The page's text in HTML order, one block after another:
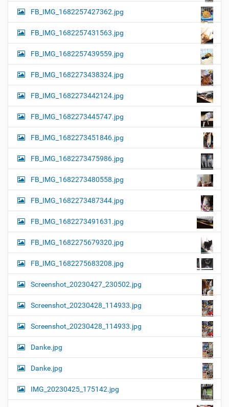
FB_IMG_1682257427362.jpg
FB_IMG_1682257431563.jpg
FB_IMG_1682257439559.jpg
FB_IMG_1682273438324.jpg
FB_IMG_1682273442124.jpg
FB_IMG_1682273445747.jpg
FB_IMG_1682273451846.jpg
FB_IMG_1682273475986.jpg
FB_IMG_1682273480558.jpg
FB_IMG_1682273487344.jpg
FB_IMG_1682273491631.jpg
FB_IMG_1682275679320.jpg
FB_IMG_1682275683208.jpg
Screenshot_20230427_230502.jpg
Screenshot_20230428_114933.jpg
Screenshot_20230428_114933.jpg
Danke.jpg
Danke.jpg
IMG_20230425_175142.jpg